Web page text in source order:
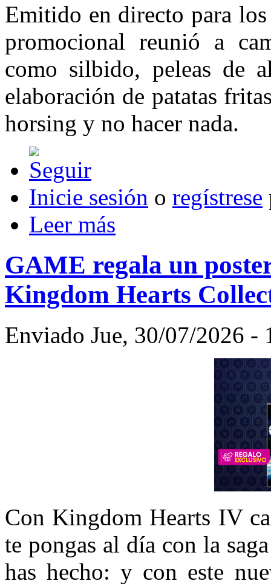
Emitido en directo para
promocional reunió a
como silbido, peleas de
elaboración de patatas
horsing y no hacer nada.
Inicie sesión o regístrese
Leer más
GAME regala un
Kingdom Hearts
Enviado Jue, 30/07/2026 -
Con Kingdom Hearts IV
te pongas al día con la
has hecho: y con este